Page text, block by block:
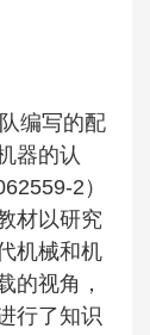
编写的配
器的认
2）
材以研究
机械和机
的视角，
行了知识